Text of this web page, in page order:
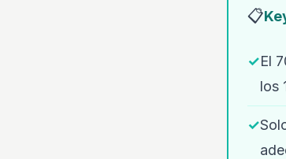
📋
✓El
los
✓